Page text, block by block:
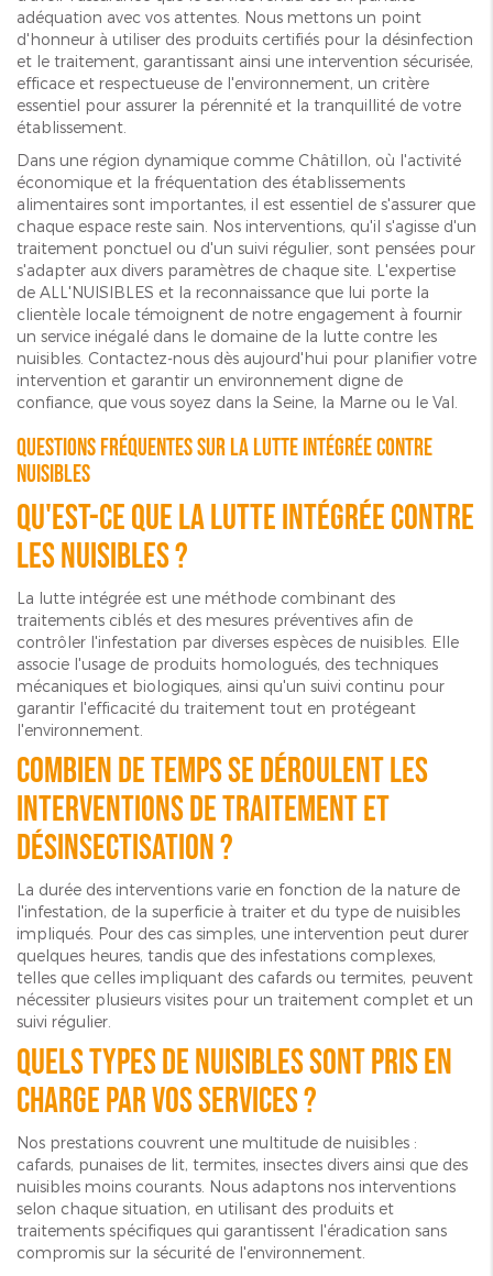
adéquation avec vos attentes. Nous mettons un point
d'honneur à utiliser des produits certifiés pour la désinfection
et le traitement, garantissant ainsi une intervention sécurisée,
efficace et respectueuse de l'environnement, un critère
essentiel pour assurer la pérennité et la tranquillité de votre
établissement.
Dans une région dynamique comme Châtillon, où l'activité
économique et la fréquentation des établissements
alimentaires sont importantes, il est essentiel de s'assurer que
chaque espace reste sain. Nos interventions, qu'il s'agisse d'un
traitement ponctuel ou d'un suivi régulier, sont pensées pour
s'adapter aux divers paramètres de chaque site. L'expertise
de ALL'NUISIBLES et la reconnaissance que lui porte la
clientèle locale témoignent de notre engagement à fournir
un service inégalé dans le domaine de la lutte contre les
nuisibles. Contactez-nous dès aujourd'hui pour planifier votre
intervention et garantir un environnement digne de
confiance, que vous soyez dans la Seine, la Marne ou le Val.
Questions fréquentes sur la lutte intégrée contre
nuisibles
Qu'est-ce que la lutte intégrée contre
les nuisibles ?
La lutte intégrée est une méthode combinant des
traitements ciblés et des mesures préventives afin de
contrôler l'infestation par diverses espèces de nuisibles. Elle
associe l'usage de produits homologués, des techniques
mécaniques et biologiques, ainsi qu'un suivi continu pour
garantir l'efficacité du traitement tout en protégeant
l'environnement.
Combien de temps se déroulent les
interventions de traitement et
désinsectisation ?
La durée des interventions varie en fonction de la nature de
l'infestation, de la superficie à traiter et du type de nuisibles
impliqués. Pour des cas simples, une intervention peut durer
quelques heures, tandis que des infestations complexes,
telles que celles impliquant des cafards ou termites, peuvent
nécessiter plusieurs visites pour un traitement complet et un
suivi régulier.
Quels types de nuisibles sont pris en
charge par vos services ?
Nos prestations couvrent une multitude de nuisibles :
cafards, punaises de lit, termites, insectes divers ainsi que des
nuisibles moins courants. Nous adaptons nos interventions
selon chaque situation, en utilisant des produits et
traitements spécifiques qui garantissent l'éradication sans
compromis sur la sécurité de l'environnement.